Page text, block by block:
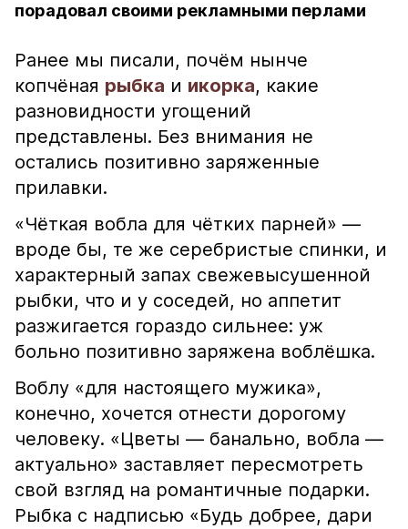
порадовал своими рекламными перлами
Ранее мы писали, почём нынче
копчёная рыбка и икорка, какие
разновидности угощений
представлены. Без внимания не
остались позитивно заряженные
прилавки.
«Чёткая вобла для чётких парней» —
вроде бы, те же серебристые спинки, и
характерный запах свежевысушенной
рыбки, что и у соседей, но аппетит
разжигается гораздо сильнее: уж
больно позитивно заряжена воблёшка.
Воблу «для настоящего мужика»,
конечно, хочется отнести дорогому
человеку. «Цветы — банально, вобла —
актуально» заставляет пересмотреть
свой взгляд на романтичные подарки.
Рыбка с надписью «Будь добрее, дари